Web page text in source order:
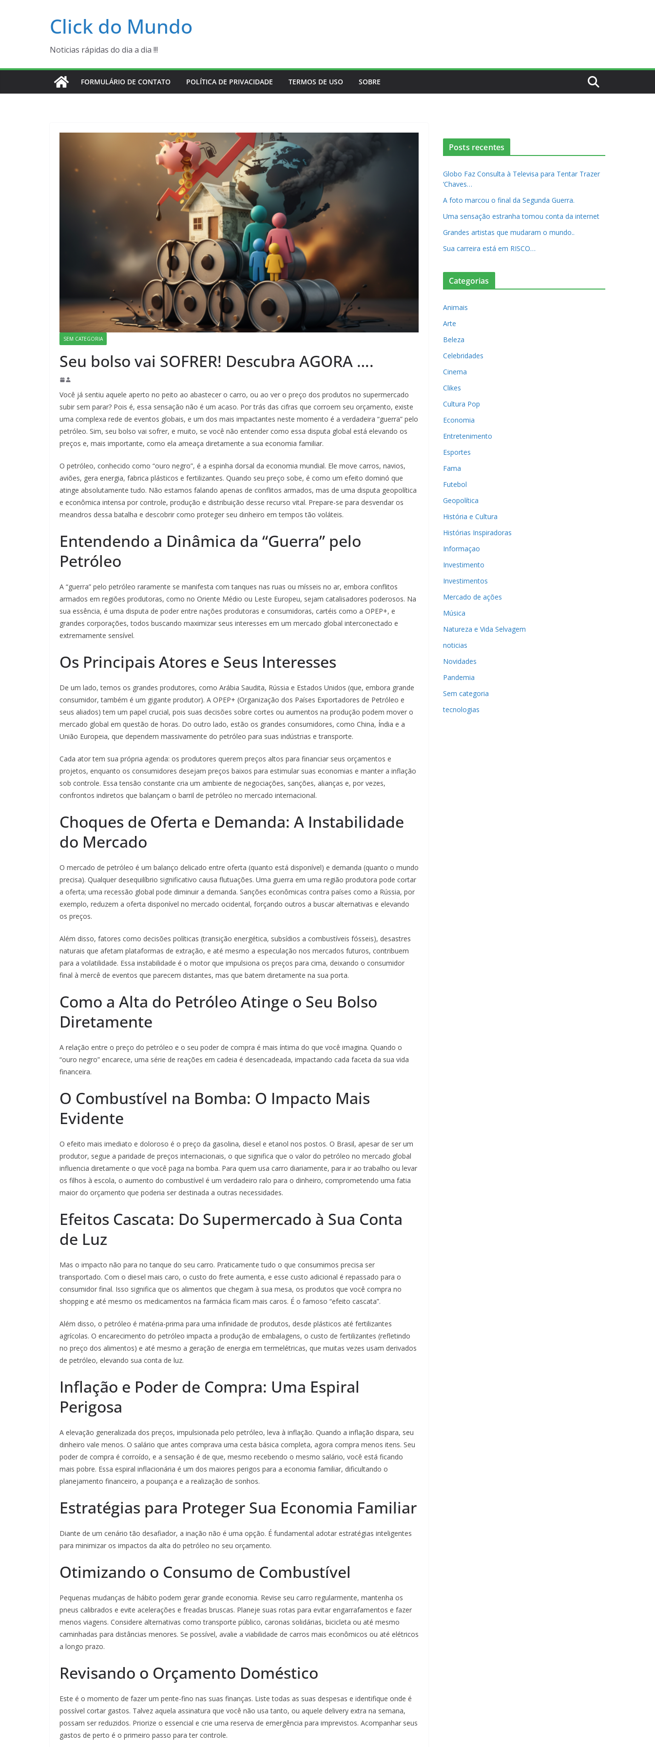
Click do Mundo
Noticias rápidas do dia a dia !!!
FORMULÁRIO DE CONTATO POLÍTICA DE PRIVACIDADE TERMOS DE USO SOBRE
SEM CATEGORIA
Seu bolso vai SOFRER! Descubra AGORA ….
Você já sentiu aquele aperto no peito ao abastecer o carro, ou ao ver o preço dos produtos no supermercado
subir sem parar? Pois é, essa sensação não é um acaso. Por trás das cifras que corroem seu orçamento, existe
uma complexa rede de eventos globais, e um dos mais impactantes neste momento é a verdadeira “guerra” pelo
petróleo. Sim, seu bolso vai sofrer, e muito, se você não entender como essa disputa global está elevando os
preços e, mais importante, como ela ameaça diretamente a sua economia familiar.
O petróleo, conhecido como “ouro negro”, é a espinha dorsal da economia mundial. Ele move carros, navios,
aviões, gera energia, fabrica plásticos e fertilizantes. Quando seu preço sobe, é como um efeito dominó que
atinge absolutamente tudo. Não estamos falando apenas de conflitos armados, mas de uma disputa geopolítica
e econômica intensa por controle, produção e distribuição desse recurso vital. Prepare-se para desvendar os
meandros dessa batalha e descobrir como proteger seu dinheiro em tempos tão voláteis.
Entendendo a Dinâmica da “Guerra” pelo
Petróleo
A “guerra” pelo petróleo raramente se manifesta com tanques nas ruas ou mísseis no ar, embora conflitos
armados em regiões produtoras, como no Oriente Médio ou Leste Europeu, sejam catalisadores poderosos. Na
sua essência, é uma disputa de poder entre nações produtoras e consumidoras, cartéis como a OPEP+, e
grandes corporações, todos buscando maximizar seus interesses em um mercado global interconectado e
extremamente sensível.
Os Principais Atores e Seus Interesses
De um lado, temos os grandes produtores, como Arábia Saudita, Rússia e Estados Unidos (que, embora grande
consumidor, também é um gigante produtor). A OPEP+ (Organização dos Países Exportadores de Petróleo e
seus aliados) tem um papel crucial, pois suas decisões sobre cortes ou aumentos na produção podem mover o
mercado global em questão de horas. Do outro lado, estão os grandes consumidores, como China, Índia e a
União Europeia, que dependem massivamente do petróleo para suas indústrias e transporte.
Cada ator tem sua própria agenda: os produtores querem preços altos para financiar seus orçamentos e
projetos, enquanto os consumidores desejam preços baixos para estimular suas economias e manter a inflação
sob controle. Essa tensão constante cria um ambiente de negociações, sanções, alianças e, por vezes,
confrontos indiretos que balançam o barril de petróleo no mercado internacional.
Choques de Oferta e Demanda: A Instabilidade
do Mercado
O mercado de petróleo é um balanço delicado entre oferta (quanto está disponível) e demanda (quanto o mundo
precisa). Qualquer desequilíbrio significativo causa flutuações. Uma guerra em uma região produtora pode cortar
a oferta; uma recessão global pode diminuir a demanda. Sanções econômicas contra países como a Rússia, por
exemplo, reduzem a oferta disponível no mercado ocidental, forçando outros a buscar alternativas e elevando
os preços.
Além disso, fatores como decisões políticas (transição energética, subsídios a combustíveis fósseis), desastres
naturais que afetam plataformas de extração, e até mesmo a especulação nos mercados futuros, contribuem
para a volatilidade. Essa instabilidade é o motor que impulsiona os preços para cima, deixando o consumidor
final à mercê de eventos que parecem distantes, mas que batem diretamente na sua porta.
Como a Alta do Petróleo Atinge o Seu Bolso
Diretamente
A relação entre o preço do petróleo e o seu poder de compra é mais íntima do que você imagina. Quando o
“ouro negro” encarece, uma série de reações em cadeia é desencadeada, impactando cada faceta da sua vida
financeira.
O Combustível na Bomba: O Impacto Mais
Evidente
O efeito mais imediato e doloroso é o preço da gasolina, diesel e etanol nos postos. O Brasil, apesar de ser um
produtor, segue a paridade de preços internacionais, o que significa que o valor do petróleo no mercado global
influencia diretamente o que você paga na bomba. Para quem usa carro diariamente, para ir ao trabalho ou levar
os filhos à escola, o aumento do combustível é um verdadeiro ralo para o dinheiro, comprometendo uma fatia
maior do orçamento que poderia ser destinada a outras necessidades.
Efeitos Cascata: Do Supermercado à Sua Conta
de Luz
Mas o impacto não para no tanque do seu carro. Praticamente tudo o que consumimos precisa ser
transportado. Com o diesel mais caro, o custo do frete aumenta, e esse custo adicional é repassado para o
consumidor final. Isso significa que os alimentos que chegam à sua mesa, os produtos que você compra no
shopping e até mesmo os medicamentos na farmácia ficam mais caros. É o famoso “efeito cascata”.
Além disso, o petróleo é matéria-prima para uma infinidade de produtos, desde plásticos até fertilizantes
agrícolas. O encarecimento do petróleo impacta a produção de embalagens, o custo de fertilizantes (refletindo
no preço dos alimentos) e até mesmo a geração de energia em termelétricas, que muitas vezes usam derivados
de petróleo, elevando sua conta de luz.
Inflação e Poder de Compra: Uma Espiral
Perigosa
A elevação generalizada dos preços, impulsionada pelo petróleo, leva à inflação. Quando a inflação dispara, seu
dinheiro vale menos. O salário que antes comprava uma cesta básica completa, agora compra menos itens. Seu
poder de compra é corroído, e a sensação é de que, mesmo recebendo o mesmo salário, você está ficando
mais pobre. Essa espiral inflacionária é um dos maiores perigos para a economia familiar, dificultando o
planejamento financeiro, a poupança e a realização de sonhos.
Estratégias para Proteger Sua Economia Familiar
Diante de um cenário tão desafiador, a inação não é uma opção. É fundamental adotar estratégias inteligentes
para minimizar os impactos da alta do petróleo no seu orçamento.
Otimizando o Consumo de Combustível
Pequenas mudanças de hábito podem gerar grande economia. Revise seu carro regularmente, mantenha os
pneus calibrados e evite acelerações e freadas bruscas. Planeje suas rotas para evitar engarrafamentos e fazer
menos viagens. Considere alternativas como transporte público, caronas solidárias, bicicleta ou até mesmo
caminhadas para distâncias menores. Se possível, avalie a viabilidade de carros mais econômicos ou até elétricos
a longo prazo.
Revisando o Orçamento Doméstico
Este é o momento de fazer um pente-fino nas suas finanças. Liste todas as suas despesas e identifique onde é
possível cortar gastos. Talvez aquela assinatura que você não usa tanto, ou aquele delivery extra na semana,
possam ser reduzidos. Priorize o essencial e crie uma reserva de emergência para imprevistos. Acompanhar seus
gastos de perto é o primeiro passo para ter controle.
Posts recentes
Globo Faz Consulta à Televisa para Tentar Trazer
‘Chaves…
A foto marcou o final da Segunda Guerra.
Uma sensação estranha tomou conta da internet
Grandes artistas que mudaram o mundo..
Sua carreira está em RISCO…
Categorias
Animais
Arte
Beleza
Celebridades
Cinema
Clikes
Cultura Pop
Economia
Entretenimento
Esportes
Fama
Futebol
Geopolítica
História e Cultura
Histórias Inspiradoras
Informaçao
Investimento
Investimentos
Mercado de ações
Música
Natureza e Vida Selvagem
noticias
Novidades
Pandemia
Sem categoria
tecnologias